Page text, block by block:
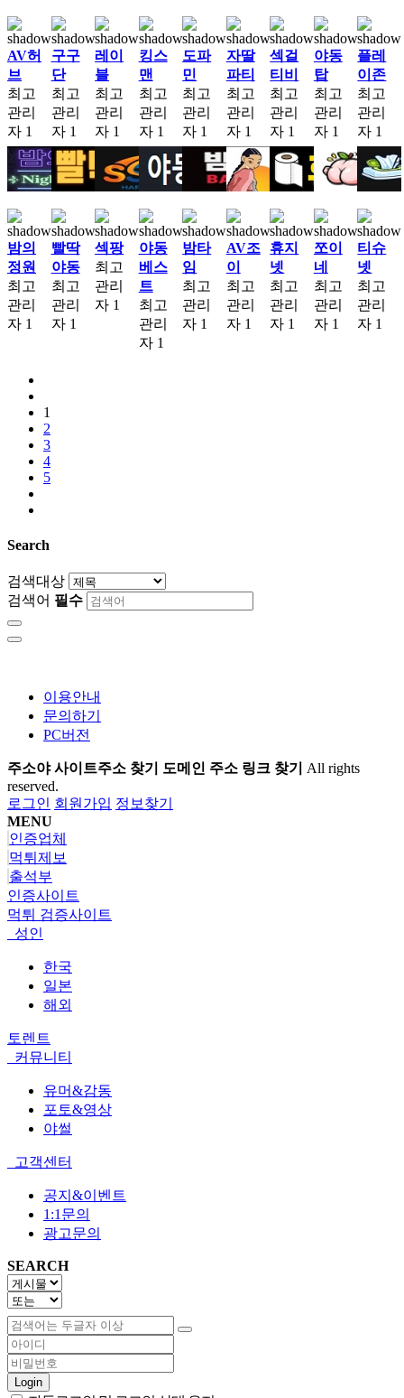
AV허
브
최고
관리
자 1
구구
단
최고
관리
자 1
레이
블
최고
관리
자 1
킹스
맨
최고
관리
자 1
도파
민
최고
관리
자 1
자딸
파티
최고
관리
자 1
섹걸
티비
최고
관리
자 1
야동
탑
최고
관리
자 1
플레
이존
최고
관리
자 1
밤의
정원
최고
관리
자 1
빨딱
야동
최고
관리
자 1
섹팡
최고
관리
자 1
야동
베스
트
최고
관리
자 1
밤타
임
최고
관리
자 1
AV조
이
최고
관리
자 1
휴지
넷
최고
관리
자 1
쪼이
네
최고
관리
자 1
티슈
넷
최고
관리
자 1
1
2
3
4
5
Search
검색대상
검색어 필수
이용안내
문의하기
PC버전
주소야 사이트주소 찾기 도메인 주소 링크 찾기 All rights
reserved.
로그인 회원가입 정보찾기
MENU
인증업체
먹튀제보
출석부
인증사이트
먹튀 검증사이트
성인
한국
일본
해외
토렌트
커뮤니티
유머&감동
포토&영상
야썰
고객센터
공지&이벤트
1:1문의
광고문의
SEARCH
Login